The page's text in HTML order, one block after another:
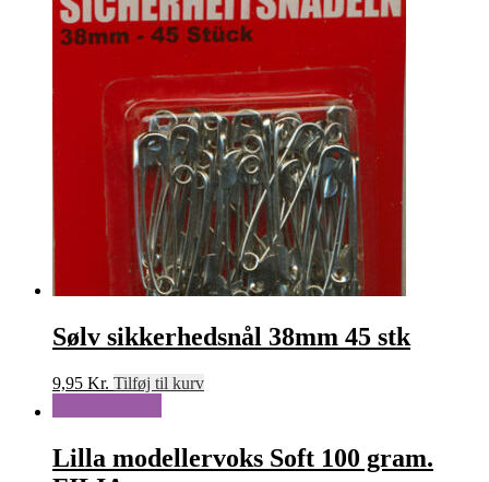
Sølv sikkerhedsnål 38mm 45 stk
9,95 Kr. Tilføj til kurv
Lilla modellervoks Soft 100 gram.